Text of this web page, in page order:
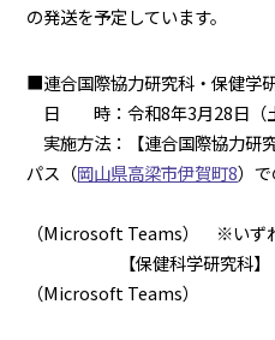
の発送を予定しています。
■連合国際協力研究科・保健学
日 時：令和8年3月28日（土
実施方法：【連合国際協力研
パス（岡山県高梁市伊賀町8）
またはオン
（Microsoft Teams） ※いず
【保健科学研究科】
（Microsoft Teams）